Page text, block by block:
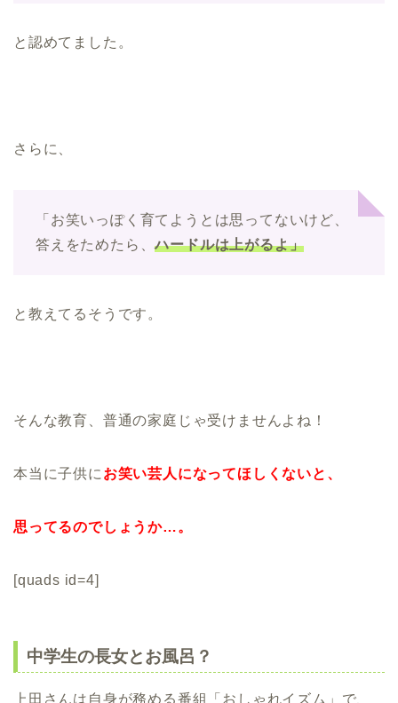
と認めてました。
さらに、
「お笑いっぽく育てようとは思ってないけど、
答えをためたら、ハードルは上がるよ」
と教えてるそうです。
そんな教育、普通の家庭じゃ受けませんよね！
本当に子供に お笑い芸人になってほしくないと、
思ってるのでしょうか…。
[quads id=4]
中学生の長女とお風呂？
上田さんは自身が務める番組「おしゃれイズム」で、